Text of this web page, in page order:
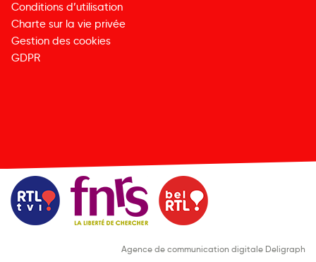
Conditions d’utilisation
Charte sur la vie privée
Gestion des cookies
GDPR
Agence de communication digitale Deligraph